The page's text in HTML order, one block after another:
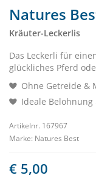
Natures
Kräuter-Leckerlis
Das Leckerli für
glückliches Pferd
Ohne Getreide &
Ideale
Artikelnr. 167967
Marke: Natures Best
€ 5,00